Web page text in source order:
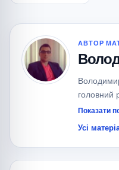
АВТОР
головний
понад 700
Google,
Показати
Усі